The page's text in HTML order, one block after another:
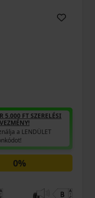
5.000 FT SZERELÉSI
a LENDÜLET
0%